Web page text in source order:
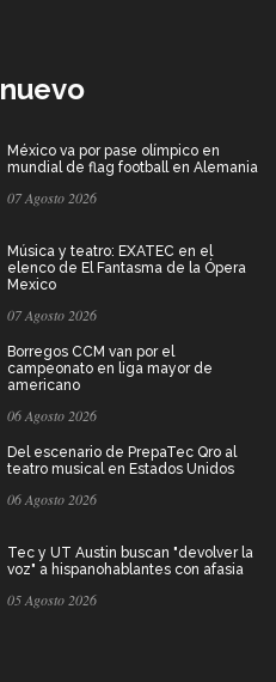
México va por pase olímpico en
mundial de flag football en Alemania
07 Agosto 2026
Música y teatro: EXATEC en el
elenco de El Fantasma de la Ópera
Mexico
07 Agosto 2026
Borregos CCM van por el
campeonato en liga mayor de
americano
06 Agosto 2026
Del escenario de PrepaTec Qro al
teatro musical en Estados Unidos
06 Agosto 2026
Tec y UT Austin buscan "devolver la
voz" a hispanohablantes con afasia
05 Agosto 2026